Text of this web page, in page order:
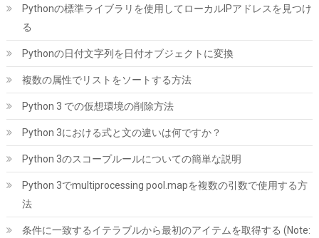
データ転送 NVMe/PCIE 対応2230/2242/2260/2280 SSD ケース
材質 黑 M2PV-BK
( 539766 ) GBP 10.07
こちら)
玄人志向 電源ユニット 650W ATX 電源 80 PLUS ブロンズ PC電源
Pythonの標準ライブラリを使用してローカルIPアドレスを見つけ
る
Pythonの日付文字列を日付オブジェクトに変換
複数の属性でリストをソートする方法
Python 3 での仮想環境の削除方法
Python 3における式と文の違いは何ですか？
Python 3のスコープルールについての簡単な説明
Python 3でmultiprocessing pool.mapを複数の引数で使用する方
法
条件に一致するイテラブルから最初のアイテムを取得する (Note: